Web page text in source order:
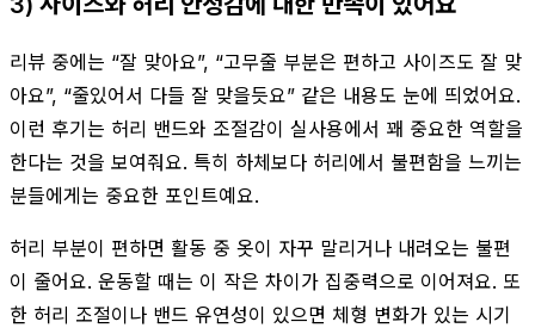
리뷰 중에는 “잘 맞아요”, “고무줄 부분은 편하고 사이즈도 잘 맞
아요”, “줄있어서 다들 잘 맞을듯요” 같은 내용도 눈에 띄었어요.
이런 후기는 허리 밴드와 조절감이 실사용에서 꽤 중요한 역할을
한다는 것을 보여줘요. 특히 하체보다 허리에서 불편함을 느끼는
분들에게는 중요한 포인트예요.
허리 부분이 편하면 활동 중 옷이 자꾸 말리거나 내려오는 불편
이 줄어요. 운동할 때는 이 작은 차이가 집중력으로 이어져요. 또
한 허리 조절이나 밴드 유연성이 있으면 체형 변화가 있는 시기